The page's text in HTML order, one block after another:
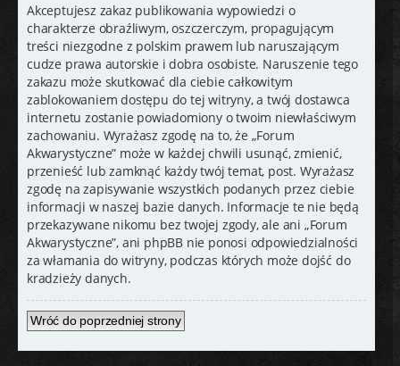
Akceptujesz zakaz publikowania wypowiedzi o
charakterze obraźliwym, oszczerczym, propagującym
treści niezgodne z polskim prawem lub naruszającym
cudze prawa autorskie i dobra osobiste. Naruszenie tego
zakazu może skutkować dla ciebie całkowitym
zablokowaniem dostępu do tej witryny, a twój dostawca
internetu zostanie powiadomiony o twoim niewłaściwym
zachowaniu. Wyrażasz zgodę na to, że „Forum
Akwarystyczne” może w każdej chwili usunąć, zmienić,
przenieść lub zamknąć każdy twój temat, post. Wyrażasz
zgodę na zapisywanie wszystkich podanych przez ciebie
informacji w naszej bazie danych. Informacje te nie będą
przekazywane nikomu bez twojej zgody, ale ani „Forum
Akwarystyczne”, ani phpBB nie ponosi odpowiedzialności
za włamania do witryny, podczas których może dojść do
kradzieży danych.
Wróć do poprzedniej strony